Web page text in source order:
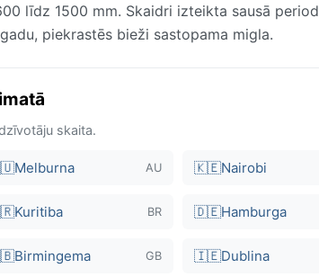
līdz 1500 mm. Skaidri izteikta sausā
piekrastēs bieži sastopama migla.
skaita.
Melburna AU 🇰🇪Nairobi
Kuritiba BR 🇩🇪Hamburga
Birmingema GB 🇮🇪Dublina